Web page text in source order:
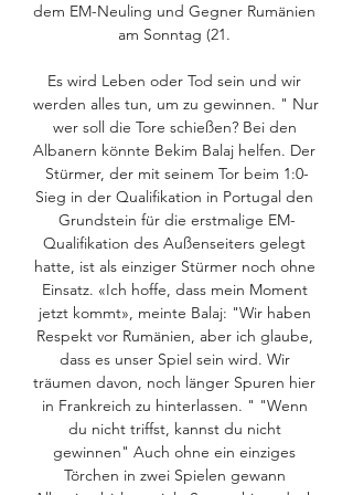
dem EM-Neuling und Gegner Rumänien
am Sonntag (21.
Es wird Leben oder Tod sein und wir
werden alles tun, um zu gewinnen. " Nur
wer soll die Tore schießen? Bei den
Albanern könnte Bekim Balaj helfen. Der
Stürmer, der mit seinem Tor beim 1:0-
Sieg in der Qualifikation in Portugal den
Grundstein für die erstmalige EM-
Qualifikation des Außenseiters gelegt
hatte, ist als einziger Stürmer noch ohne
Einsatz. «Ich hoffe, dass mein Moment
jetzt kommt», meinte Balaj: "Wir haben
Respekt vor Rumänien, aber ich glaube,
dass es unser Spiel sein wird. Wir
träumen davon, noch länger Spuren hier
in Frankreich zu hinterlassen. " "Wenn
du nicht triffst, kannst du nicht
gewinnen" Auch ohne ein einziges
Törchen in zwei Spielen gewann